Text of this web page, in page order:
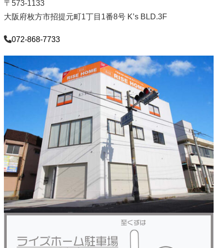
〒573-1133
大阪府枚方市招提元町1丁目1番8号 K’s BLD.3F
072-868-7733